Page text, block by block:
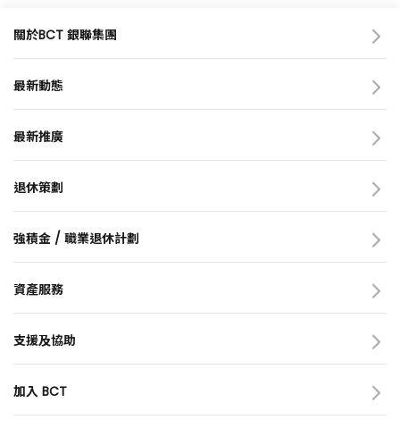
關於BCT 銀聯集團
關於我們
我們的業務
獎項
最新動態
最新消息
亞洲收益退休基金
預設投資策略
成員天地
最新推廣
bct+ app
MPF 戶口整合
退休策劃
簡介
退休策劃網頁 - BCT陪你跨躍人生
可扣稅自願性供款(TVC)
強積金 / 職業退休計劃
簡介
僱主
基金經理展望
資產服務
資產服務網頁(英文版)
支援及協助
表格
工具及示範
加入 BCT
簡介